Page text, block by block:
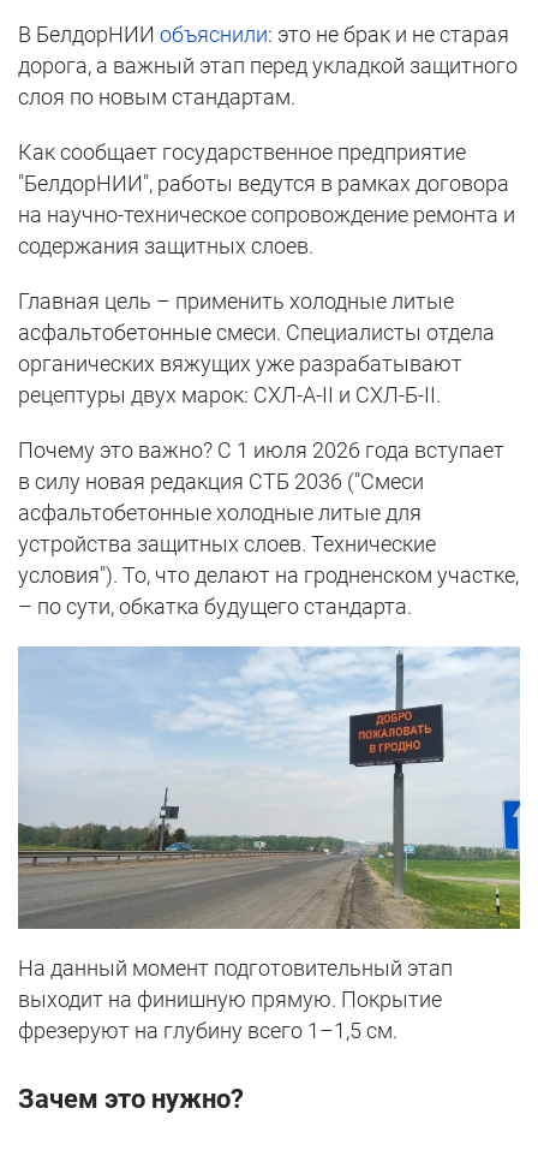
В БелдорНИИ объяснили: это не брак и не старая
дорога, а важный этап перед укладкой защитного
слоя по новым стандартам.
Как сообщает государственное предприятие
"БелдорНИИ", работы ведутся в рамках договора
на научно-техническое сопровождение ремонта и
содержания защитных слоев.
Главная цель – применить холодные литые
асфальтобетонные смеси. Специалисты отдела
органических вяжущих уже разрабатывают
рецептуры двух марок: СХЛ-А-II и СХЛ-Б-II.
Почему это важно? С 1 июля 2026 года вступает
в силу новая редакция СТБ 2036 ("Смеси
асфальтобетонные холодные литые для
устройства защитных слоев. Технические
условия"). То, что делают на гродненском участке,
– по сути, обкатка будущего стандарта.
На данный момент подготовительный этап
выходит на финишную прямую. Покрытие
фрезеруют на глубину всего 1–1,5 см.
Зачем это нужно?